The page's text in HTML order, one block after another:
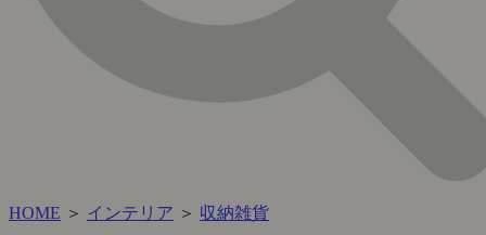
HOME ＞ インテリア ＞ 収納雑貨